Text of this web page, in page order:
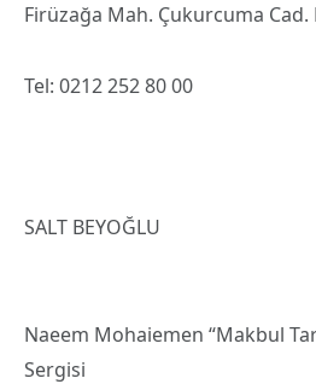
Firüzağa Mah. Çukurcuma
Tel: 0212 252 80 00
SALT BEYOĞLU
Naeem Mohaiemen “Makbul
Sergisi